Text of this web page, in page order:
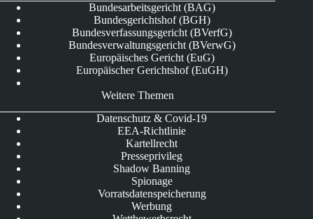
Bundesarbeitsgericht (BAG)
Bundesgerichtshof (BGH)
Bundesverfassungsgericht (BVerfG)
Bundesverwaltungsgericht (BVerwG)
Europäisches Gericht (EuG)
Europäischer Gerichtshof (EuGH)
Weitere Themen
Datenschutz & Covid-19
EEA-Richtlinie
Kartellrecht
Presseprivileg
Shadow Banning
Spionage
Vorratsdatenspeicherung
Werbung